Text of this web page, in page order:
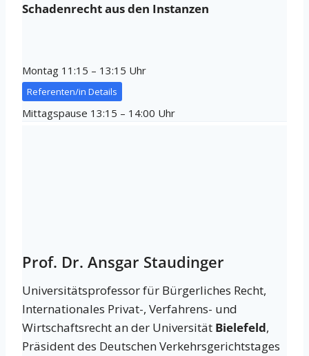
Schadenrecht aus den Instanzen
Montag 11:15 – 13:15 Uhr
Referenten/in Details
Mittagspause 13:15 – 14:00 Uhr
Prof. Dr. Ansgar Staudinger
Universitätsprofessor für Bürgerliches Recht,
Internationales Privat-, Verfahrens- und
Wirtschaftsrecht an der Universität Bielefeld,
Präsident des Deutschen Verkehrsgerichtstages